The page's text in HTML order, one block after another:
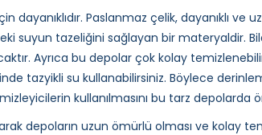
Paslanmaz çelik, dayanıklı ve
suyun tazeliğini sağlayan bir materyaldir.
Ayrıca bu depolar çok kolay
tazyikli su kullanabilirsiniz. Böylece
kullanılmasını bu tarz depolarda
depoların uzun ömürlü olması ve kolay